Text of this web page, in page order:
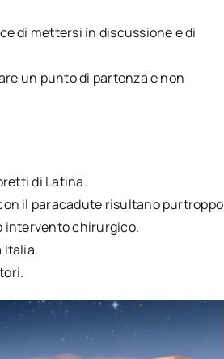
di mettersi in discussione e di
un punto di partenza e non
di Latina.
il paracadute risultano purtroppo
intervento chirurgico.
Italia.